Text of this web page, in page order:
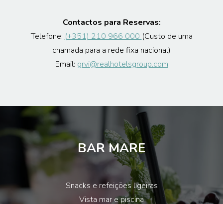
Contactos para Reservas:
Telefone: (+351) 210 966 000 (Custo de uma
chamada para a rede fixa nacional)
Email: grvi@realhotelsgroup.com
BAR MARE
Snacks e refeições ligeiras
Vista mar e piscina